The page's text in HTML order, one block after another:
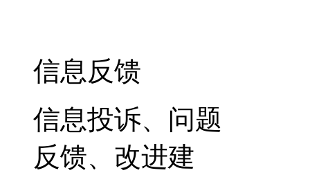
信息反馈
信息投诉、问题
反馈、改进建